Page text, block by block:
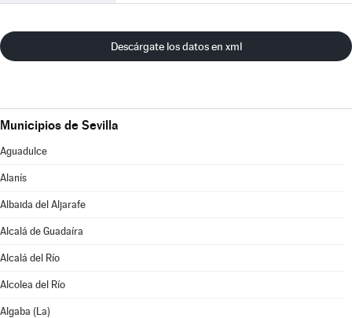
Descárgate los datos en xml
Municipios de Sevilla
Aguadulce
Alanís
Albaida del Aljarafe
Alcalá de Guadaíra
Alcalá del Río
Alcolea del Río
Algaba (La)